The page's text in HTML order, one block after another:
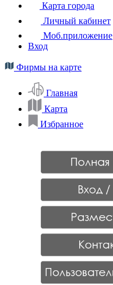
Карта города
Личный кабинет
Моб.приложение
Вход
Фирмы на карте
Главная
Карта
Избранное